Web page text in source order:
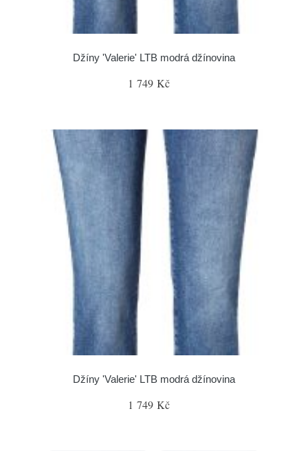
Džíny 'Valerie' LTB modrá džínovina
1 749 Kč
Džíny 'Valerie' LTB modrá džínovina
1 749 Kč